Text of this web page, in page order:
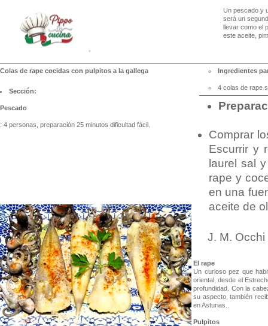
Un pescado y
será un
llevar como el
este aceite,
Colas de rape cocidas con pulpitos a la gallega
Sección:
Pescado
: 4 personas, preparación 25 minutos dificultad fácil.
Ingredientes
4 colas de rape
Comprar
Escurrir y
laurel sal
rape y
en una
aceite de
J. M.
El rape
Un curioso pez que
oriental, desde el
profundidad. Con la
su aspecto, también
en Asturias..
Pulpitos